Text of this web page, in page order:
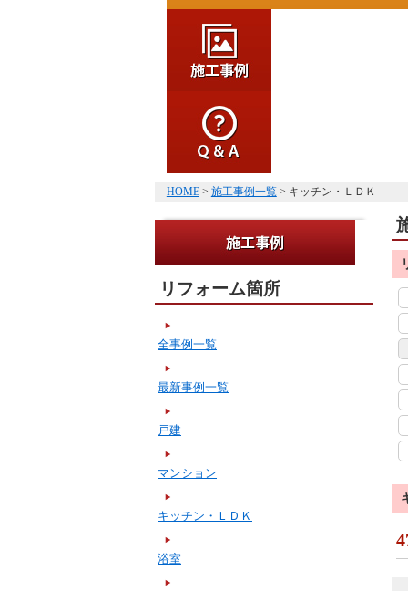
HOME> 施工事例一覧> キッチン・ＬＤＫ
リフォーム箇所
全事例一覧
最新事例一覧
戸建
マンション
キッチン・ＬＤＫ
浴室